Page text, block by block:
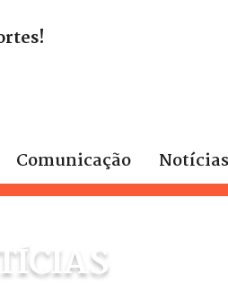
Comunicação Notícias